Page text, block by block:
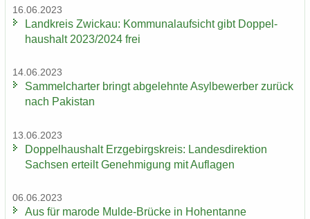
16.06.2023
Land­kreis Zwi­ckau: Kom­mu­nal­auf­sicht gibt Dop­pel­
haus­halt 2023/2024 frei
14.06.2023
Sam­mel­char­ter bringt ab­ge­lehn­te Asyl­be­wer­ber zu­rück
nach Pa­ki­stan
13.06.2023
Dop­pel­haus­halt Erz­ge­birgs­kreis: Lan­des­di­rek­ti­on
Sach­sen er­teilt Ge­neh­mi­gung mit Auf­la­gen
06.06.2023
Aus für ma­ro­de Mulde-​Brücke in Ho­hen­tan­ne